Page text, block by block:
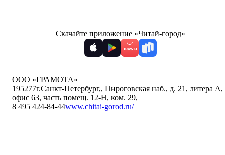
Скачайте приложение «Читай-город»
ООО «ГРАМОТА»
195277г.Санкт-Петербург,, Пироговская наб., д. 21, литера А,
офис 63, часть помещ. 12-Н, ком. 29,
8 495 424-84-44www.chitai-gorod.ru/